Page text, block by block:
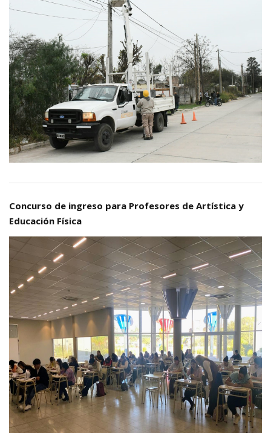
Concurso de ingreso para Profesores de Artística y
Educación Física